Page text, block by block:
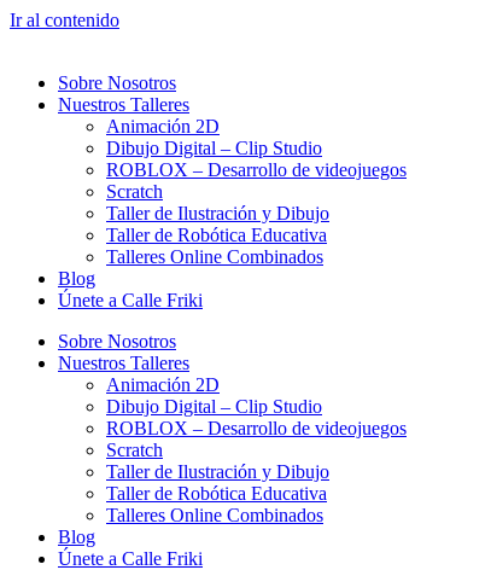
Ir al contenido
Sobre Nosotros
Nuestros Talleres
Animación 2D
Dibujo Digital – Clip Studio
ROBLOX – Desarrollo de videojuegos
Scratch
Taller de Ilustración y Dibujo
Taller de Robótica Educativa
Talleres Online Combinados
Blog
Únete a Calle Friki
Sobre Nosotros
Nuestros Talleres
Animación 2D
Dibujo Digital – Clip Studio
ROBLOX – Desarrollo de videojuegos
Scratch
Taller de Ilustración y Dibujo
Taller de Robótica Educativa
Talleres Online Combinados
Blog
Únete a Calle Friki